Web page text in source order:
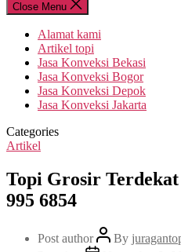
Close Menu
Alamat kami
Artikel topi
Jasa Konveksi Bekasi
Jasa Konveksi Bogor
Jasa Konveksi Depok
Jasa Konveksi Jakarta
Categories
Artikel
Topi Grosir
995 6854
Post author By